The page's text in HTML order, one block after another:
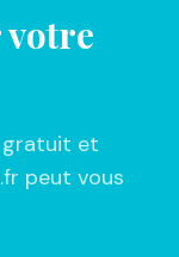
gratuit et
peut vous